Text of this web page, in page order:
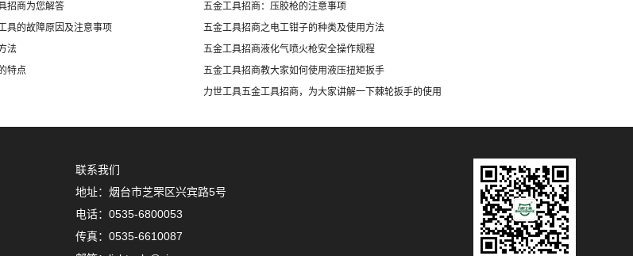
招商为您解答
五金工具招商：压胶枪的注意事项
具的故障原因及注意事项
五金工具招商之电工钳子的种类及使用方法
法
五金工具招商液化气喷火枪安全操作规程
特点
五金工具招商教大家如何使用液压扭矩扳手
力世工具五金工具招商，为大家讲解一下棘轮扳手的使用
联系我们
地址：烟台市芝罘区兴宾路5号
电话：0535-6800053
传真：0535-6610087